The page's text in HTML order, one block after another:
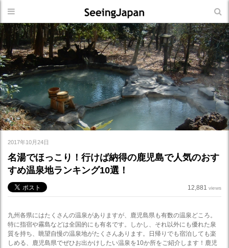
2017年10月24日
名湯でほっこり！行けば納得の鹿児島で人気のおす
すめ温泉地ランキング10選！
12,881 views
九州各県にはたくさんの温泉がありますが、鹿児島県も有数の温泉どころ。
特に指宿や霧島などは全国的にも有名です。しかし、それ以外にも優れた泉
質を持ち、眺望自慢の温泉地がたくさんあります。日帰りでも宿泊しても楽
しめる、鹿児島県でぜひお出かけしたい温泉を10か所をご紹介します！鹿児